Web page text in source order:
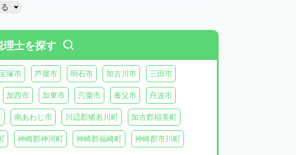
理士を探す
塚市 芦屋市 明石市 加古川市 三田市
加西市 加東市 宍粟市 養父市 丹波市
南あわじ市 川辺郡猪名川町 加古郡稲美町
神崎郡神河町 神崎郡福崎町 神崎郡市川町